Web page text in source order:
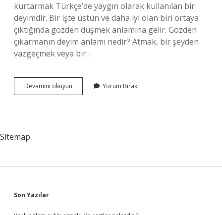
kurtarmak Türkçe’de yaygın olarak kullanılan bir
deyimdir. Bir işte üstün ve daha iyi olan biri ortaya
çıktığında gözden düşmek anlamına gelir. Gözden
çıkarmanın deyim anlamı nedir? Atmak, bir şeyden
vazgeçmek veya bir…
Devamını okuyun Gözden
Düşmek
Yorum Bırak
Sitemap
Sidebar
Son Yazılar